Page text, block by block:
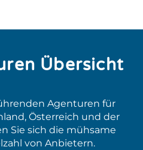
Übersicht
Agenturen für
Österreich und der
Sie sich die mühsame
von Anbietern.